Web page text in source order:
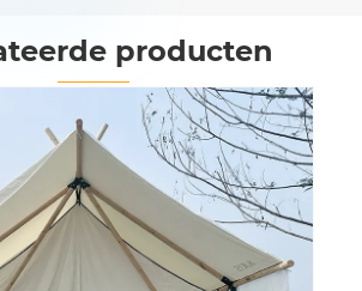
producten